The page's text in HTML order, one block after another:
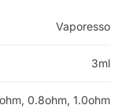
Vaporesso
3ml
0.8ohm, 1.0ohm